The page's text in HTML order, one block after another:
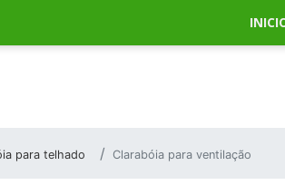
para telhado Clarabóia para ventilação